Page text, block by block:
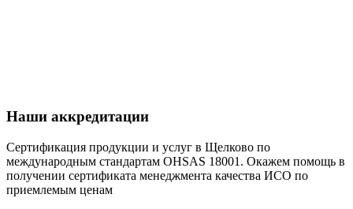
Наши аккредитации
Сертификация продукции и услуг в Щелково по
международным стандартам OHSAS 18001. Окажем помощь в
получении сертификата менеджмента качества ИСО по
приемлемым ценам